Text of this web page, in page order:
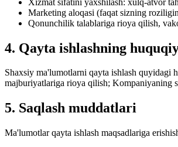
Marketing aloqasi (faqat sizning
Qonunchilik talablariga rioya qilish,
4. Qayta ishlashning
Shaxsiy ma'lumotlarni qayta ishlash quyidagi
majburiyatlariga rioya qilish; Kompaniyaning
5. Saqlash muddatlari
Ma'lumotlar qayta ishlash maqsadlariga